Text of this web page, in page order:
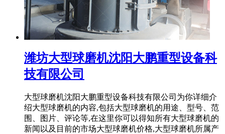
潍坊大型球磨机沈阳大鹏重型设备科
技有限公司
大型球磨机沈阳大鹏重型设备科技有限公司为你详细介
绍大型球磨机的内容,包括大型球磨机的用途、型号、范
围、图片、评论等,在这里你可以得知所有大型球磨机的
新闻以及目前的市场大型球磨机价格,大型球磨机所属产